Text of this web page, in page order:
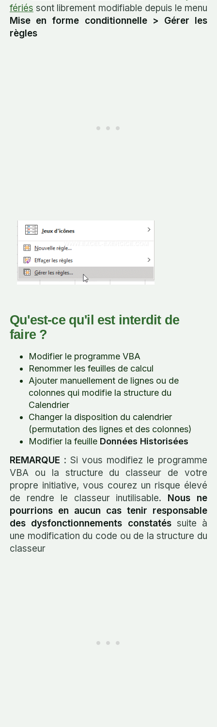
fériés sont librement modifiable depuis le menu
Mise en forme conditionnelle > Gérer les
règles
Qu'est-ce qu'il est interdit de
faire ?
Modifier le programme VBA
Renommer les feuilles de calcul
Ajouter manuellement de lignes ou de
colonnes qui modifie la structure du
Calendrier
Changer la disposition du calendrier
(permutation des lignes et des colonnes)
Modifier la feuille Données Historisées
REMARQUE : Si vous modifiez le programme
VBA ou la structure du classeur de votre
propre initiative, vous courez un risque élevé
de rendre le classeur inutilisable. Nous ne
pourrions en aucun cas tenir responsable
des dysfonctionnements constatéssuite à
une modification du code ou de la structure du
classeur